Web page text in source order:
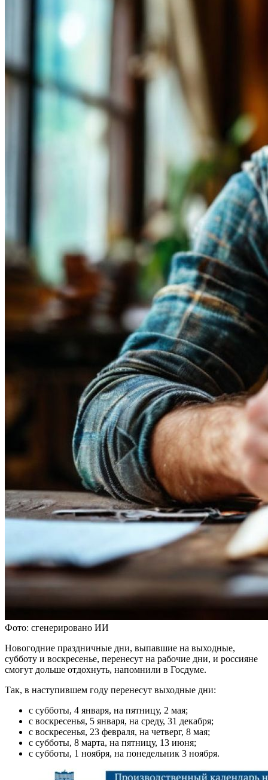
Фото: сгенерировано ИИ
Новогодние праздничные дни, выпавшие на выходные,
субботу и воскресенье, перенесут на рабочие дни, и россияне
смогут дольше отдохнуть, напомнили в Госдуме.
Так, в наступившем году перенесут выходные дни:
с субботы, 4 января, на пятницу, 2 мая;
с воскресенья, 5 января, на среду, 31 декабря;
с воскресенья, 23 февраля, на четверг, 8 мая;
с субботы, 8 марта, на пятницу, 13 июня;
с субботы, 1 ноября, на понедельник 3 ноября.